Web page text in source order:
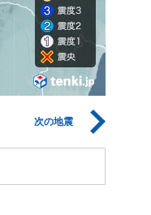
次の地震